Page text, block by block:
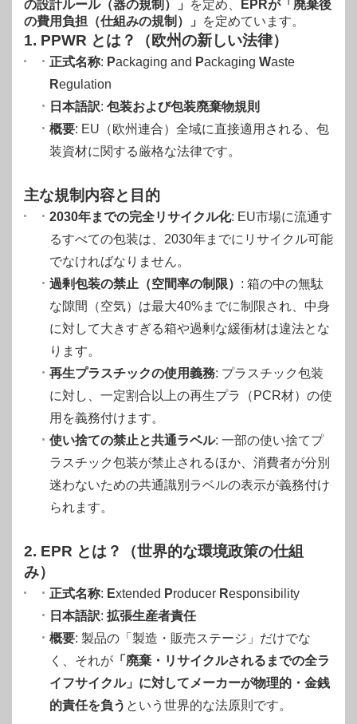
の設計ルール（器の規制）」
を定め、
EPRが「廃棄後
の費用負担（仕組みの規制）」
を定めています。
1. PPWR とは？（欧州の新しい法律）
正式名称: Packaging and Packaging Waste
Regulation
日本語訳: 包装および包装廃棄物規則
概要: EU（欧州連合）全域に直接適用される、包
装資材に関する厳格な法律です。
主な規制内容と目的
2030年までの完全リサイクル化: EU市場に流通す
るすべての包装は、2030年までにリサイクル可能
でなければなりません。
過剰包装の禁止（空間率の制限） : 箱の中の無駄
な隙間（空気）は最大40%までに制限され、中身
に対して大きすぎる箱や過剰な緩衝材は違法とな
ります。
再生プラスチックの使用義務: プラスチック包装
に対し、一定割合以上の再生プラ（PCR材）の使
用を義務付けます。
使い捨ての禁止と共通ラベル: 一部の使い捨てプ
ラスチック包装が禁止されるほか、消費者が分別
迷わないための共通識別ラベルの表示が義務付け
られます。
2. EPR とは？（世界的な環境政策の仕組
み）
正式名称: Extended Producer Responsibility
日本語訳: 拡張生産者責任
概要: 製品の「製造・販売ステージ」だけでな
く、それが 「廃棄・リサイクルされるまでの全ラ
イフサイクル」に対してメーカーが物理的・金銭
的責任を負う という世界的な法原則です。